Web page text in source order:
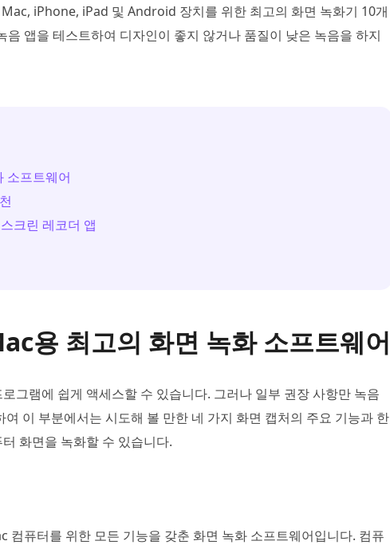
iPhone, iPad 및 Android 장치를 위한 최고의 화면 녹화기 10개
앱을 테스트하여 디자인이 좋지 않거나 품질이 낮은 녹음을 하지
소프트웨어
크린 레코더 앱
용 최고의 화면 녹화 소프트웨어
그램에 쉽게 액세스할 수 있습니다. 그러나 일부 권장 사항만 녹음
이 부분에서는 시도해 볼 만한 네 가지 화면 캡처의 주요 기능과 한
화면을 녹화할 수 있습니다.
컴퓨터를 위한 모든 기능을 갖춘 화면 녹화 소프트웨어입니다. 컴퓨